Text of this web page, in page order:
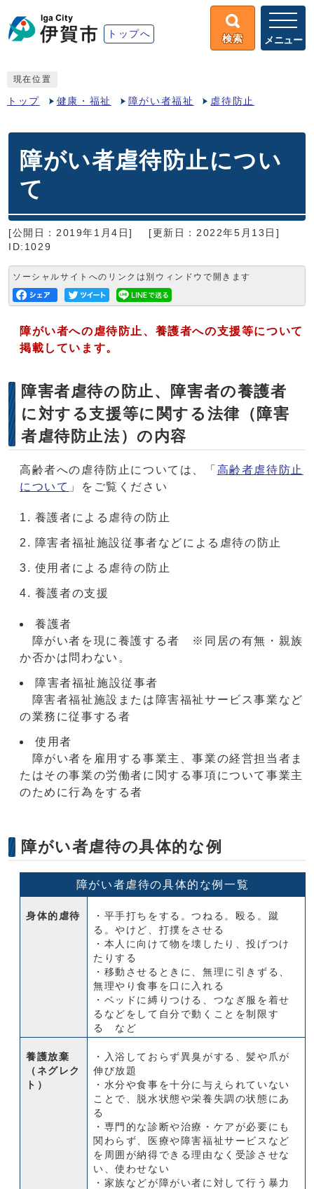
トップへ 検索 メニュー
現在位置
トップ 健康・福祉 障がい者福祉 虐待防止
障がい者虐待防止につい
て
[公開日：2019年1月4日]
[更新日：2022年5月13日]
ID:1029
ソーシャルサイトへのリンクは別ウィンドウで開きます
障がい者への虐待防止、養護者への支援等について
掲載しています。
障害者虐待の防止、障害者の養護者
に対する支援等に関する法律（障害
者虐待防止法）の内容
高齢者への虐待防止については、「 高齢者虐待防止
について 」をご覧ください
養護者による虐待の防止
障害者福祉施設従事者などによる虐待の防止
使用者による虐待の防止
養護者の支援
養護者
障がい者を現に養護する者 ※同居の有無・親族
か否かは問わない。
障害者福祉施設従事者
障害者福祉施設または障害福祉サービス事業など
の業務に従事する者
使用者
障がい者を雇用する事業主、事業の経営担当者ま
たはその事業の労働者に関する事項について事業主
のために行為をする者
障がい者虐待の具体的な例
障がい者虐待の具体的な例一覧
身体的虐待
・平手打ちをする。つねる。殴る。蹴
る。やけど、打撲をさせる
・本人に向けて物を壊したり、投げつけ
たりする
・移動させるときに、無理に引きずる、
無理やり食事を口に入れる
・ベッドに縛りつける、つなぎ服を着せ
るなどをして自分で動くことを制限す
る など
養護放棄
（ネグレク
ト）
・入浴しておらず異臭がする、髪や爪が
伸び放題
・水分や食事を十分に与えられていない
ことで、脱水状態や栄養失調の状態にあ
る
・専門的な診断や治療・ケアが必要にも
関わらず、医療や障害福祉サービスなど
を周囲が納得できる理由なく受診させな
い、使わせない
・家族などが障がい者に対して行う暴力